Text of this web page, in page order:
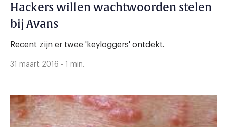
Hackers willen wachtwoorden stelen
bij Avans
Recent zijn er twee 'keyloggers' ontdekt.
31 maart 2016 - 1 min.